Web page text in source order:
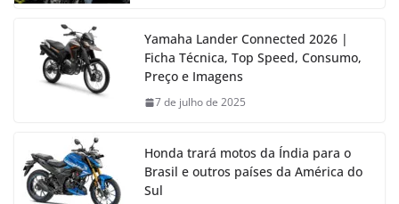
Yamaha Lander Connected 2026 |
Ficha Técnica, Top Speed, Consumo,
Preço e Imagens
7 de julho de 2025
Honda trará motos da Índia para o
Brasil e outros países da América do
Sul